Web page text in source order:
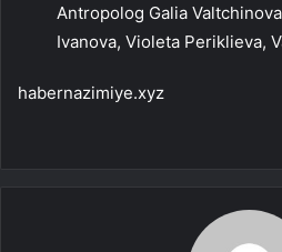
Antropolog Galia
Ivanova, Violeta Periklieva,
habernazimiye.xyz